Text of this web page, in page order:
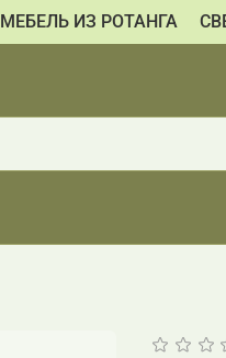
МЕБЕЛЬ ИЗ РОТАНГА